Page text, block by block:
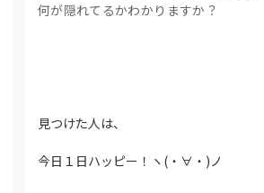
何が隠れてるかわかりますか？
見つけた人は、
今日１日ハッピー！ヽ(・∀・)ノ